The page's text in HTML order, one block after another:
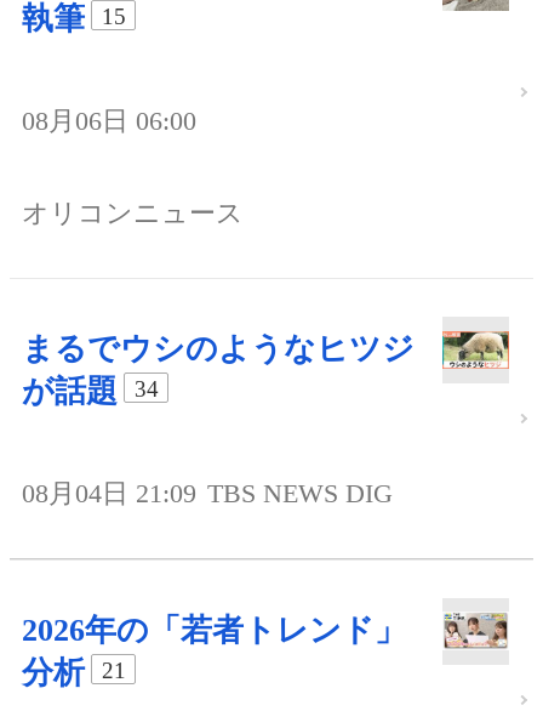
執筆
15
08月06日 06:00
オリコンニュース
まるでウシのようなヒツジ
が話題
34
08月04日 21:09 TBS NEWS DIG
2026年の「若者トレンド」
分析
21